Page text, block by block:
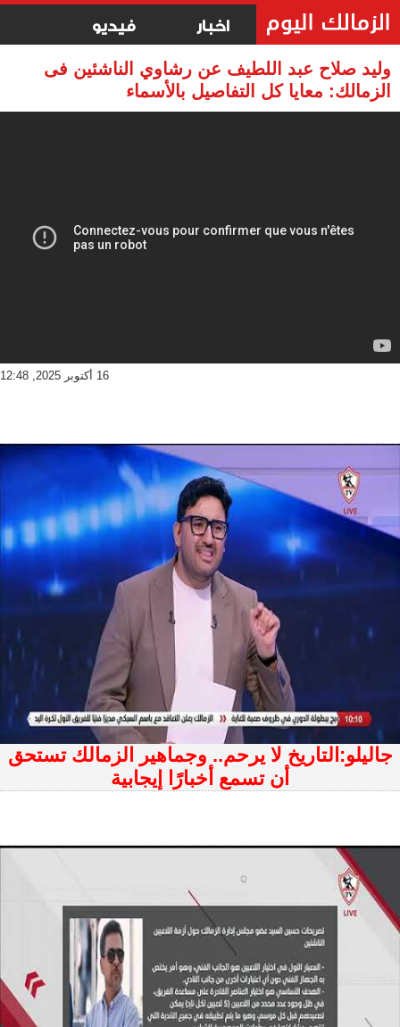
اخبار فيديو
وليد صلاح عبد اللطيف عن رشاوي الناشئين فى
الزمالك: معايا كل التفاصيل بالأسماء
16 أكتوبر 2025, 12:48
جاليلو:التاريخ لا يرحم.. وجماهير الزمالك تستحق
أن تسمع أخبارًا إيجابية